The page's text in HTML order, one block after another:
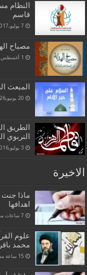
النظام
قاسم
7 يوليو,2017
مصباح
1 أغسطس,2023
المبعث
20 يونيو,2026
الطريق
التربوي
3 يوليو,2016
الاخيرة
ماذا
اهدافها
علوم
محمد